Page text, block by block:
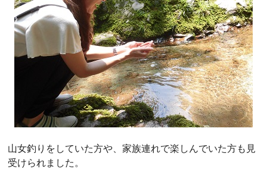
山女釣りをしていた方や、家族連れで楽しんでいた方も見
受けられました。